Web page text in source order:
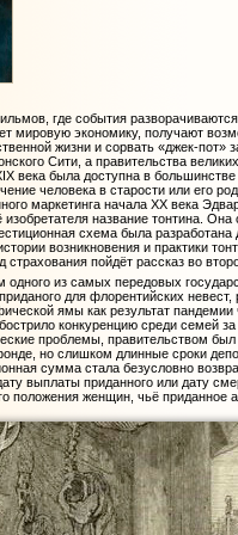
где события
мировую экономику, получают
жизни и сорвать «джек-
Сити, а правительства
века была доступна в
человека в старости или его
маркетинга начала XX века
название тонтина.
схема была
возникновения и практики
страхования пойдёт рассказ во
одного из самых передовых
для флорентийских
ямы как результат
конкуренцию среди семей
проблемы, правительством
но слишком длинные сроки
сумма стала безусловно
выплаты приданного или дату
положения женщин, чьё приданное